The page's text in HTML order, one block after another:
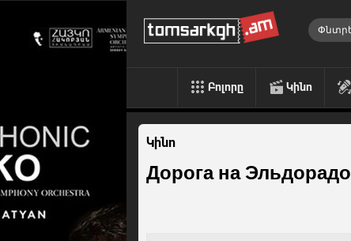
Բոլորը Կինո
Կինո
Дорога на Эльдорадо